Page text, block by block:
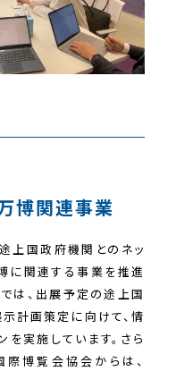
博関連事業
上国政府機関とのネッ
に関連する事業を推進
は、出展予定の途上国
計画策定に向けて、情
実施しています。さら
博覧会協会からは、